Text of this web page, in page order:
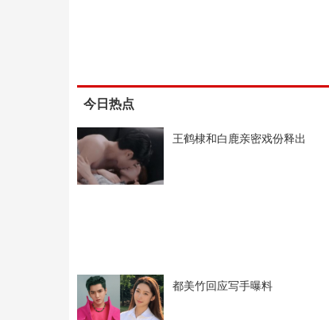
今日热点
王鹤棣和白鹿亲密戏份释出
都美竹回应写手曝料